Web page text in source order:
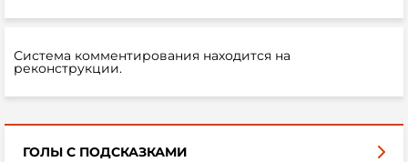
Система комментирования находится на
реконструкции.
ГОЛЫ С ПОДСКАЗКАМИ